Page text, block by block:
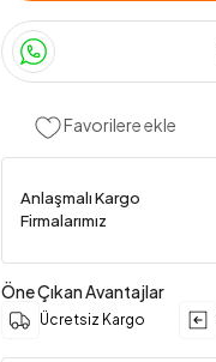
Favorilere ekle
Anlaşmalı Kargo
Firmalarımız
Öne Çıkan Avantajlar
Ücretsiz Kargo